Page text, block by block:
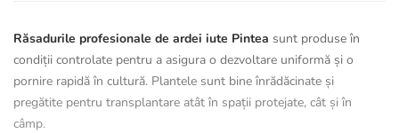
Răsadurile profesionale de ardei iute Pintea sunt produse în
condiții controlate pentru a asigura o dezvoltare uniformă și o
pornire rapidă în cultură. Plantele sunt bine înrădăcinate și
pregătite pentru transplantare atât în spații protejate, cât și în
câmp.